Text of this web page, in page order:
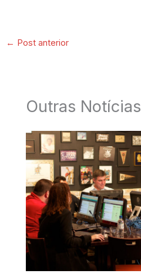
← Post anterior
Outras Notícias